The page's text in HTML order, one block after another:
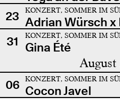
23
KONZERT, SOMMER IM
Adrian Würsch x
31
KONZERT, SOMMER IM
Gina Été
August
06 KONZERT, SOMMER IM
Cocon Javel